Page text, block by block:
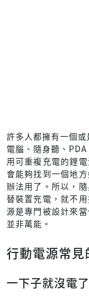
許多人都擁有一個
電腦、隨身聽、
用可重複充電的鋰
會能夠找到一個地
辦法用了。所以，
替裝置充電，就不
源是專門被設計來
並非萬能。
行動電源常
一下子就沒電了